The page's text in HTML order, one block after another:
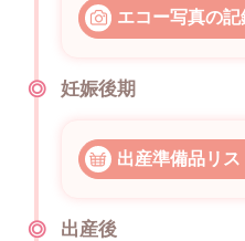
エコー写真の記
妊娠後期
出産準備品リス
出産後